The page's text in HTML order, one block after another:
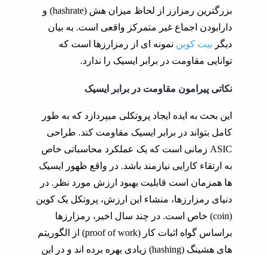
بزرگترین رمزارز از لحاظ میزان هش (hashrate) و
دارابودن اجماع غیر متمرکز واقعی است. به بیان
دیگر بیت کوین نمونه ای از رمزارزها است که
توانایی مقاومت در برابر ایسیک را ندارد.
نکاتی پیرامون مقاومت در برابر ایسیک
این بحث به ایده ایجاد پروتکلی می­پردازد که به طور
کامل بتواند در برابر ایسیک مقاومت کند. طراحی
ASIC زمانی است که یک عملکرد محاسباتی خاص
به ارتقاء کارایی نیازمند باشد. در واقع ظهور ایسیک
ها همزمان است قابلیت بهبود ارزش مورد نظر. در
دنیای رمزارزها، منشاء این ارزش، پروتکل یک کوین
(coin) خاص است. در چند سال اخیر، رمزارزها
براساس گواه اثبات کار (proof of work) از الگوریتم
های هشینگ (hashing) زیادی بهره برده اند و در این